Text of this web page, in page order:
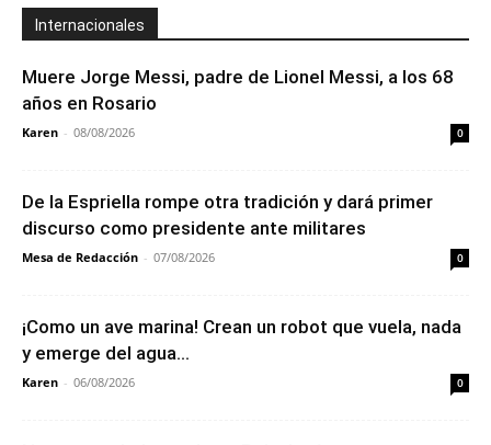
Internacionales
Muere Jorge Messi, padre de Lionel Messi, a los 68
años en Rosario
Karen - 08/08/2026 0
De la Espriella rompe otra tradición y dará primer
discurso como presidente ante militares
Mesa de Redacción - 07/08/2026 0
¡Como un ave marina! Crean un robot que vuela, nada
y emerge del agua...
Karen - 06/08/2026 0